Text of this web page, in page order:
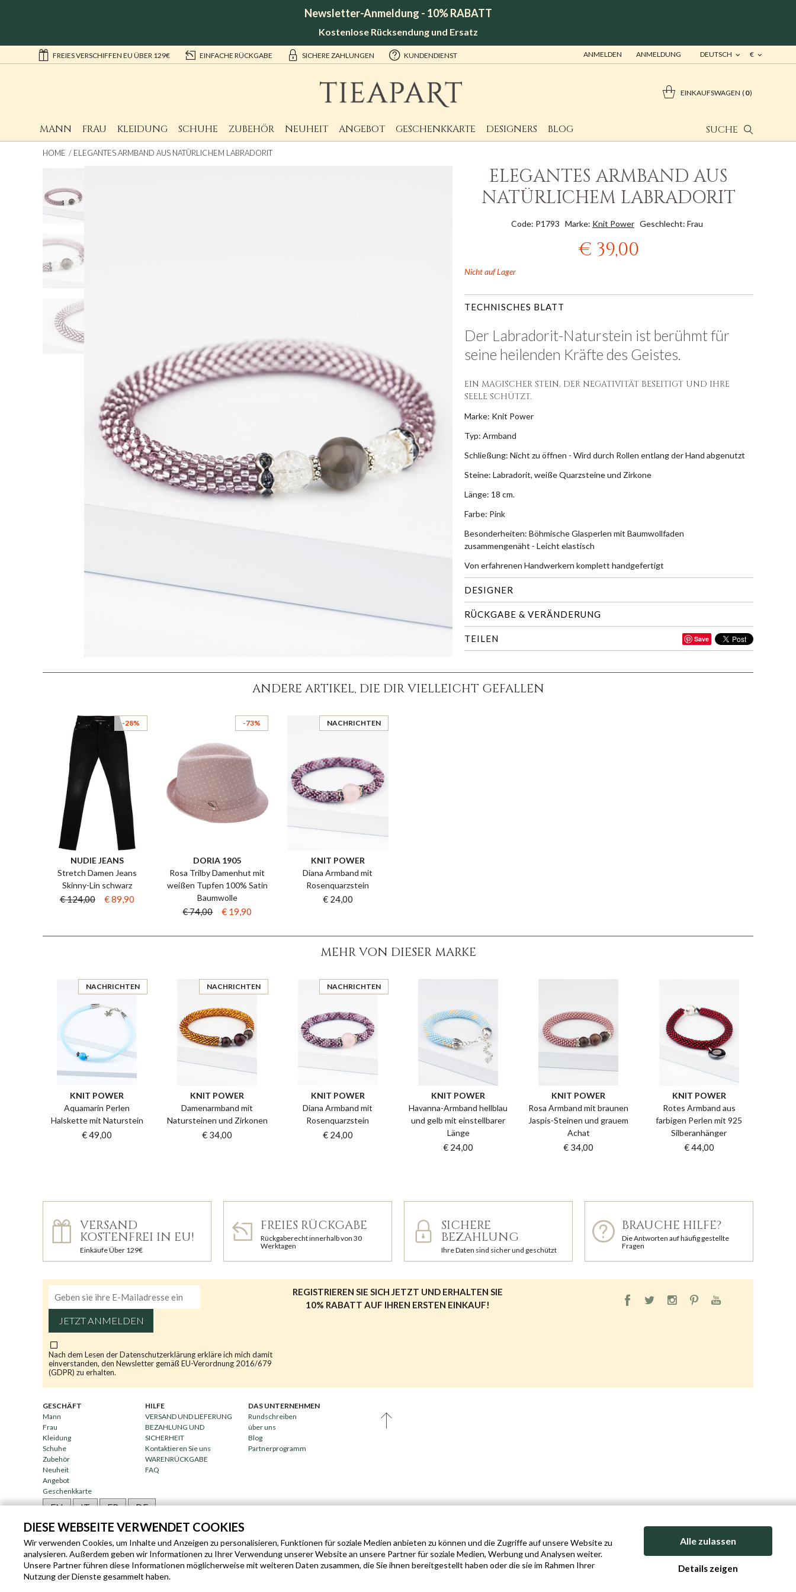
DIESE WEBSEITE VERWENDET COOKIES
Wir verwenden Cookies, um Inhalte und Anzeigen zu personalisieren, Funktionen für soziale Medien anbieten zu können und die Zugriffe auf unsere Website zu
analysieren. Außerdem geben wir Informationen zu Ihrer Verwendung unserer Website an unsere Partner für soziale Medien, Werbung und Analysen weiter.
Unsere Partner führen diese Informationen möglicherweise mit weiteren Daten zusammen, die Sie ihnen bereitgestellt haben oder die sie im Rahmen Ihrer
Nutzung der Dienste gesammelt haben.
Alle zulassen
Details zeigen
Newsletter-Anmeldung - 10% RABATT
Kostenlose Rücksendung und Ersatz
FREIES VERSCHIFFEN EU ÜBER 129€ EINFACHE RÜCKGABE SICHERE ZAHLUNGEN KUNDENDIENST €
DEUTSCH
ANMELDEN ANMELDUNG
SUCHE
EINKAUFSWAGEN 0
MANN FRAU KLEIDUNG SCHUHE ZUBEHÖR NEUHEIT ANGEBOT GESCHENKKARTE DESIGNERS BLOG
HOME ELEGANTES ARMBAND AUS NATÜRLICHEM LABRADORIT
ELEGANTES ARMBAND AUS
NATÜRLICHEM LABRADORIT
Code: P1793 Marke: Knit Power Geschlecht: Frau
€ 39,00
Nicht auf Lager
TECHNISCHES BLATT
Der Labradorit-Naturstein ist berühmt für
seine heilenden Kräfte des Geistes.
EIN MAGISCHER STEIN, DER NEGATIVITÄT BESEITIGT UND IHRE
SEELE SCHÜTZT.
Marke: Knit Power
Typ: Armband
Schließung: Nicht zu öffnen - Wird durch Rollen entlang der Hand abgenutzt
Steine: Labradorit, weiße Quarzsteine und Zirkone
Länge: 18 cm.
Farbe: Pink
Besonderheiten: Böhmische Glasperlen mit Baumwollfaden
zusammengenäht - Leicht elastisch
Von erfahrenen Handwerkern komplett handgefertigt
DESIGNER
RÜCKGABE & VERÄNDERUNG
TEILEN Save
ANDERE ARTIKEL, DIE DIR VIELLEICHT GEFALLEN
-28%
NUDIE JEANS
Stretch Damen Jeans
Skinny-Lin schwarz
€ 124,00 € 89,90
-73%
DORIA 1905
Rosa Trilby Damenhut mit
weißen Tupfen 100% Satin
Baumwolle
€ 74,00 € 19,90
NACHRICHTEN
KNIT POWER
Diana Armband mit
Rosenquarzstein
€ 24,00
MEHR VON DIESER MARKE
NACHRICHTEN
KNIT POWER
Aquamarin Perlen
Halskette mit Naturstein
€ 49,00
NACHRICHTEN
KNIT POWER
Damenarmband mit
Natursteinen und Zirkonen
€ 34,00
NACHRICHTEN
KNIT POWER
Diana Armband mit
Rosenquarzstein
€ 24,00
KNIT POWER
Havanna-Armband hellblau
und gelb mit einstellbarer
Länge
€ 24,00
KNIT POWER
Rosa Armband mit braunen
Jaspis-Steinen und grauem
Achat
€ 34,00
KNIT POWER
Rotes Armband aus
farbigen Perlen mit 925
Silberanhänger
€ 44,00
VERSAND
KOSTENFREI IN EU!
Einkäufe Über 129€
FREIES RÜCKGABE
Rückgaberecht innerhalb von 30
Werktagen
SICHERE
BEZAHLUNG
Ihre Daten sind sicher und geschützt
BRAUCHE HILFE?
Die Antworten auf häufig gestellte
Fragen
JETZT ANMELDEN
Nach dem Lesen derDatenschutzerklärungerkläre ich mich damit
einverstanden, den Newsletter gemäß EU-Verordnung 2016/679
(GDPR) zu erhalten.
REGISTRIEREN SIE SICH JETZT UND ERHALTEN SIE
10% RABATT AUF IHREN ERSTEN EINKAUF!
GESCHÄFT
Mann
Frau
Kleidung
Schuhe
Zubehör
Neuheit
Angebot
Geschenkkarte
HILFE
VERSAND UND LIEFERUNG
BEZAHLUNG UND
SICHERHEIT
Kontaktieren Sie uns
WARENRÜCKGABE
FAQ
DAS UNTERNEHMEN
Rundschreiben
über uns
Blog
Partnerprogramm
EN IT FR DE